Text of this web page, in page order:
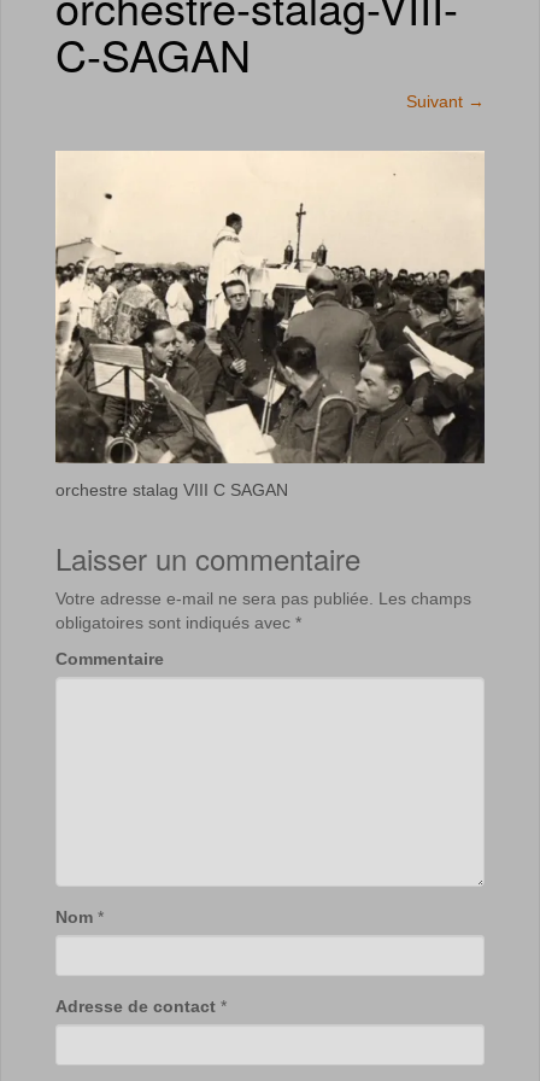
C-SAGAN
Suivant →
orchestre stalag VIII C SAGAN
Laisser un commentaire
Votre adresse e-mail ne sera pas publiée.
Les champs
obligatoires sont indiqués avec *
Commentaire
Nom *
Adresse de contact *